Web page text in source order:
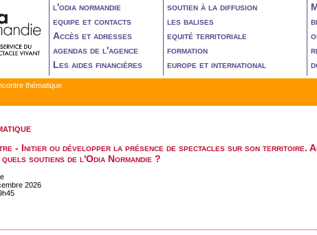
l'odia normandie
equipe et contacts
Accès et adresses
agendas de l'agence
Les aides financières
soutien à la diffusion
les balises
equité territoriale
formation
europe et international
thématique
- Initier ou développer la présence de spectacles sur son territoire.
soutiens de l'Odia Normandie ?
2026